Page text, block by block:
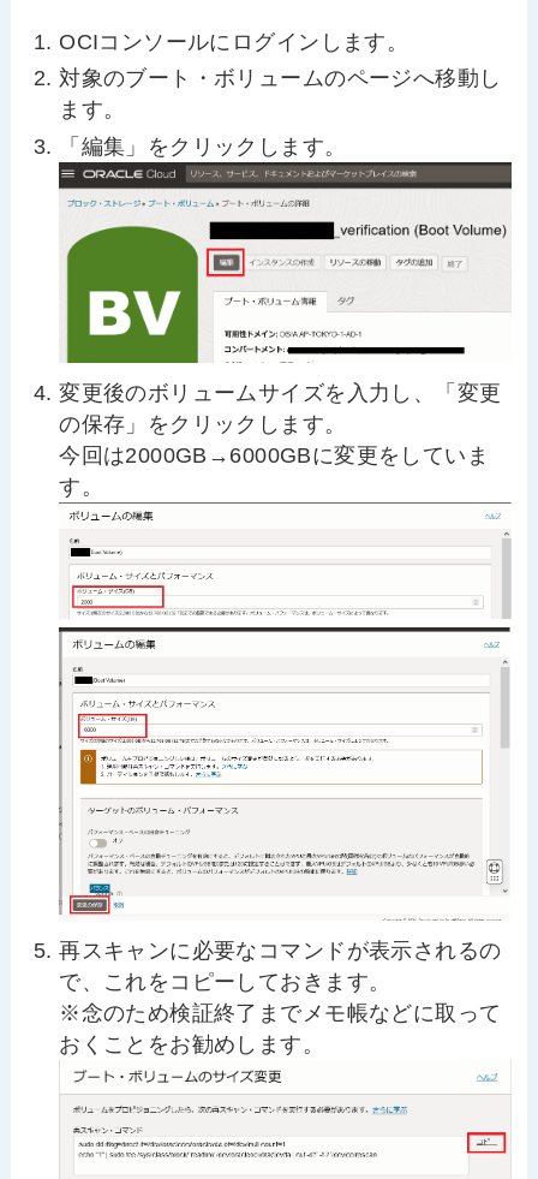
OCIコンソールにログインします。
対象のブート・ボリュームのページへ移動し
ます。
「編集」をクリックします。
変更後のボリュームサイズを入力し、「変更
の保存」をクリックします。
今回は2000GB→6000GBに変更をしていま
す。
再スキャンに必要なコマンドが表示されるの
で、これをコピーしておきます。
※念のため検証終了までメモ帳などに取って
おくことをお勧めします。